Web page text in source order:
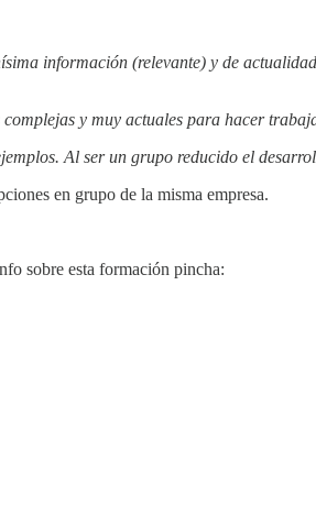
información (relevante) y de
y muy actuales para hacer
Al ser un grupo reducido el
en grupo de la misma empresa.
sobre esta formación pincha: